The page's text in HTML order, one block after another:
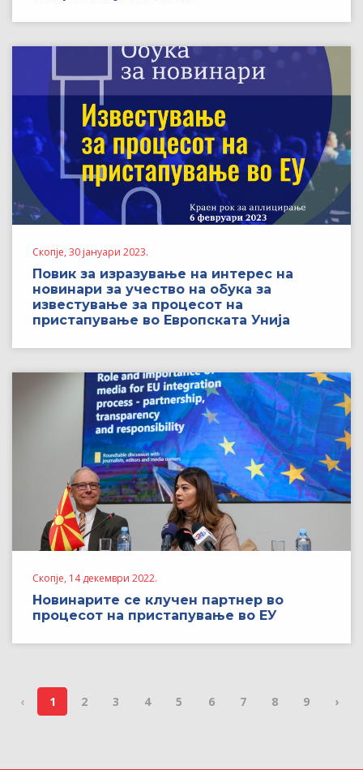
Скопје, 30 јануари 2023.
Повик за изразување на интерес на
новинари за учество на обука за
известување за процесот на
пристапување во Европската Унија
Скопје, 14 декември 2022.
Новинарите се клучен партнер во
процесот на пристапување во ЕУ
‹ 1 2 3 4 5 6 7 8 9 ›